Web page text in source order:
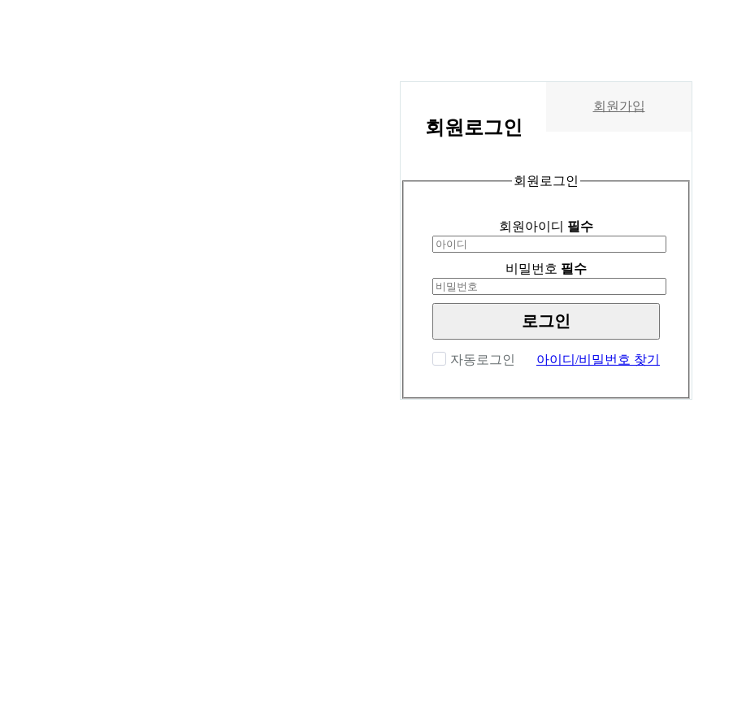
회원 로그인
회원가입
회원로그인
회원아이디 필수
비밀번호 필수
로그인
자동로그인 아이디/비밀번호 찾기